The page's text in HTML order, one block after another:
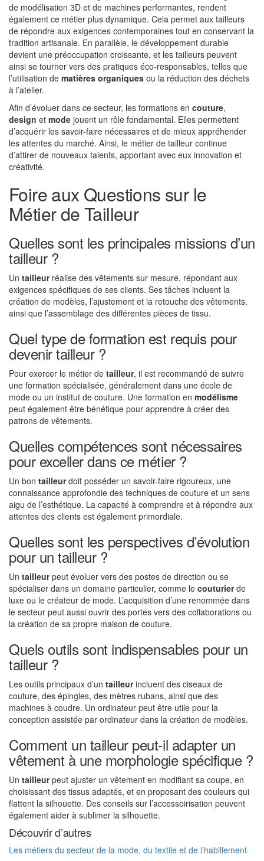
de modélisation 3D et de machines performantes, rendent
également ce métier plus dynamique. Cela permet aux tailleurs
de répondre aux exigences contemporaines tout en conservant la
tradition artisanale. En parallèle, le développement durable
devient une préoccupation croissante, et les tailleurs peuvent
ainsi se tourner vers des pratiques éco-responsables, telles que
l’utilisation de matières organiques ou la réduction des déchets
à l’atelier.
Afin d’évoluer dans ce secteur, les formations en couture,
design et mode jouent un rôle fondamental. Elles permettent
d’acquérir les savoir-faire nécessaires et de mieux appréhender
les attentes du marché. Ainsi, le métier de tailleur continue
d’attirer de nouveaux talents, apportant avec eux innovation et
créativité.
Foire aux Questions sur le
Métier de Tailleur
Quelles sont les principales missions d’un
tailleur ?
Un tailleurréalise des vêtements sur mesure, répondant aux
exigences spécifiques de ses clients. Ses tâches incluent la
création de modèles, l’ajustement et la retouche des vêtements,
ainsi que l’assemblage des différentes pièces de tissu.
Quel type de formation est requis pour
devenir tailleur ?
Pour exercer le métier de tailleur, il est recommandé de suivre
une formation spécialisée, généralement dans une école de
mode ou un institut de couture. Une formation en modélisme
peut également être bénéfique pour apprendre à créer des
patrons de vêtements.
Quelles compétences sont nécessaires
pour exceller dans ce métier ?
Un bon tailleurdoit posséder un savoir-faire rigoureux, une
connaissance approfondie des techniques de couture et un sens
aigu de l’esthétique. La capacité à comprendre et à répondre aux
attentes des clients est également primordiale.
Quelles sont les perspectives d’évolution
pour un tailleur ?
Un tailleurpeut évoluer vers des postes de direction ou se
spécialiser dans un domaine particulier, comme le couturierde
luxe ou le créateur de mode. L’acquisition d’une renommée dans
le secteur peut aussi ouvrir des portes vers des collaborations ou
la création de sa propre maison de couture.
Quels outils sont indispensables pour un
tailleur ?
Les outils principaux d’un tailleurincluent des ciseaux de
couture, des épingles, des mètres rubans, ainsi que des
machines à coudre. Un ordinateur peut être utile pour la
conception assistée par ordinateur dans la création de modèles.
Comment un tailleur peut-il adapter un
vêtement à une morphologie spécifique ?
Un tailleurpeut ajuster un vêtement en modifiant sa coupe, en
choisissant des tissus adaptés, et en proposant des couleurs qui
flattent la silhouette. Des conseils sur l’accessoirisation peuvent
également aider à sublimer la silhouette.
Découvrir d’autres
Les métiers du secteur de la mode, du textile et de l’habillement